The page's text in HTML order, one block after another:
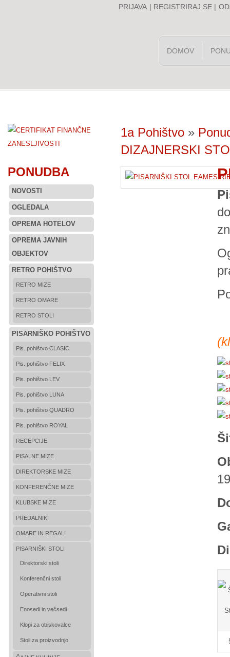
| REGISTRIRAJ SE |
PRIJAVA
DOMOV
1a Pohištvo »
DIZAJNERSKI
(
PONUDBA
NOVOSTI
OGLEDALA
OPREMA HOTELOV
OPREMA JAVNIH
OBJEKTOV
RETRO POHIŠTVO
RETRO MIZE
RETRO OMARE
RETRO STOLI
PISARNIŠKO POHIŠTVO
Pis. pohištvo CLASIC
Pis. pohištvo FELIX
Pis. pohištvo LEV
Pis. pohištvo LUNA
Pis. pohištvo QUADRO
Pis. pohištvo ROYAL
RECEPCIJE
PISALNE MIZE
DIREKTORSKE MIZE
KONFERENČNE MIZE
KLUBSKE MIZE
PREDALNIKI
OMARE IN REGALI
PISARNIŠKI STOLI
Direktorski stoli
Konferenčni stoli
Operativni stoli
Enosedi in večsedi
Klopi za obiskovalce
Stoli za proizvodnjo